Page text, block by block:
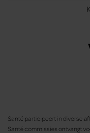
Santé participeert in diverse
Santé commissies ontvangt